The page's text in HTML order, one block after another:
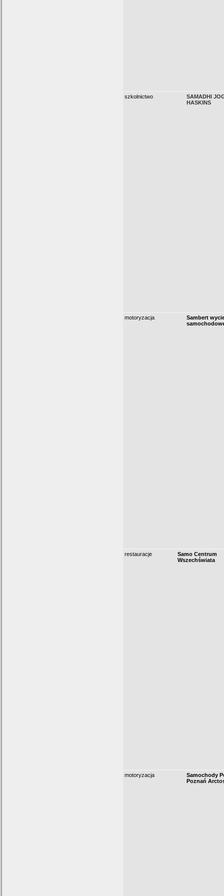
szkolnictwo
SAMADHI
HASKINS
motoryzacja
Sambert
restauracje
Samo Centrum
Wszechświata
motoryzacja
Samochody
Poznań